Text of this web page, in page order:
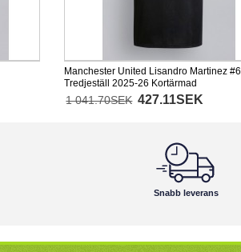
Manchester United Lisandro Martinez #6
Tredjeställ 2025-26 Kortärmad
1 041.70SEK 427.11SEK
Snabb leverans